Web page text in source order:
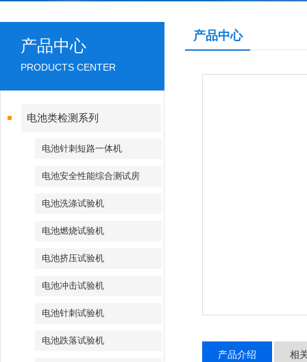
产品中心
PRODUCTS CENTER
电池类检测系列
电池针刺短路一体机
电池安全性能综合测试房
电池洗涤试验机
电池燃烧试验机
电池挤压试验机
电池冲击试验机
电池针刺试验机
电池跌落试验机
产品中心
产品介绍 相